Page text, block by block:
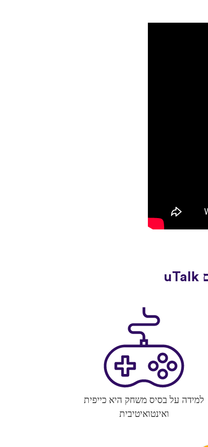
למידה על בסיס משחק היא כייפית
ואינטואיטיבית